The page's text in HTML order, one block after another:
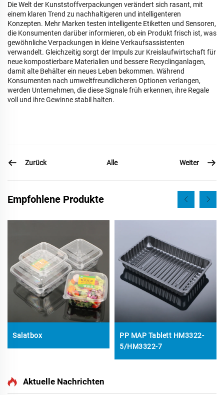
Die Welt der Kunststoffverpackungen verändert sich rasant, mit
einem klaren Trend zu nachhaltigeren und intelligenteren
Konzepten. Mehr Marken testen intelligente Etiketten und Sensoren,
die Konsumenten darüber informieren, ob ein Produkt frisch ist, was
gewöhnliche Verpackungen in kleine Verkaufsassistenten
verwandelt. Gleichzeitig sorgt der Impuls zur Kreislaufwirtschaft für
neue kompostierbare Materialien und bessere Recyclinganlagen,
damit alte Behälter ein neues Leben bekommen. Während
Konsumenten nach umweltfreundlicheren Optionen verlangen,
werden Unternehmen, die diese Signale früh erkennen, ihre Regale
voll und ihre Gewinne stabil halten.
Zurück Alle Weiter
Empfohlene Produkte
Salatbox
PP MAP Tablett HM3322-
5/HM3322-7
Aktuelle Nachrichten